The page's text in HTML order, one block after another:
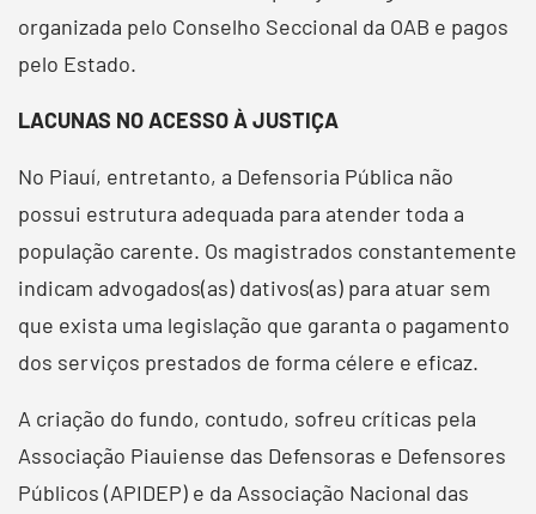
organizada pelo Conselho Seccional da OAB e pagos
pelo Estado.
LACUNAS NO ACESSO À JUSTIÇA
No Piauí, entretanto, a Defensoria Pública não
possui estrutura adequada para atender toda a
população carente. Os magistrados constantemente
indicam advogados(as) dativos(as) para atuar sem
que exista uma legislação que garanta o pagamento
dos serviços prestados de forma célere e eficaz.
A criação do fundo, contudo, sofreu críticas pela
Associação Piauiense das Defensoras e Defensores
Públicos (APIDEP) e da Associação Nacional das